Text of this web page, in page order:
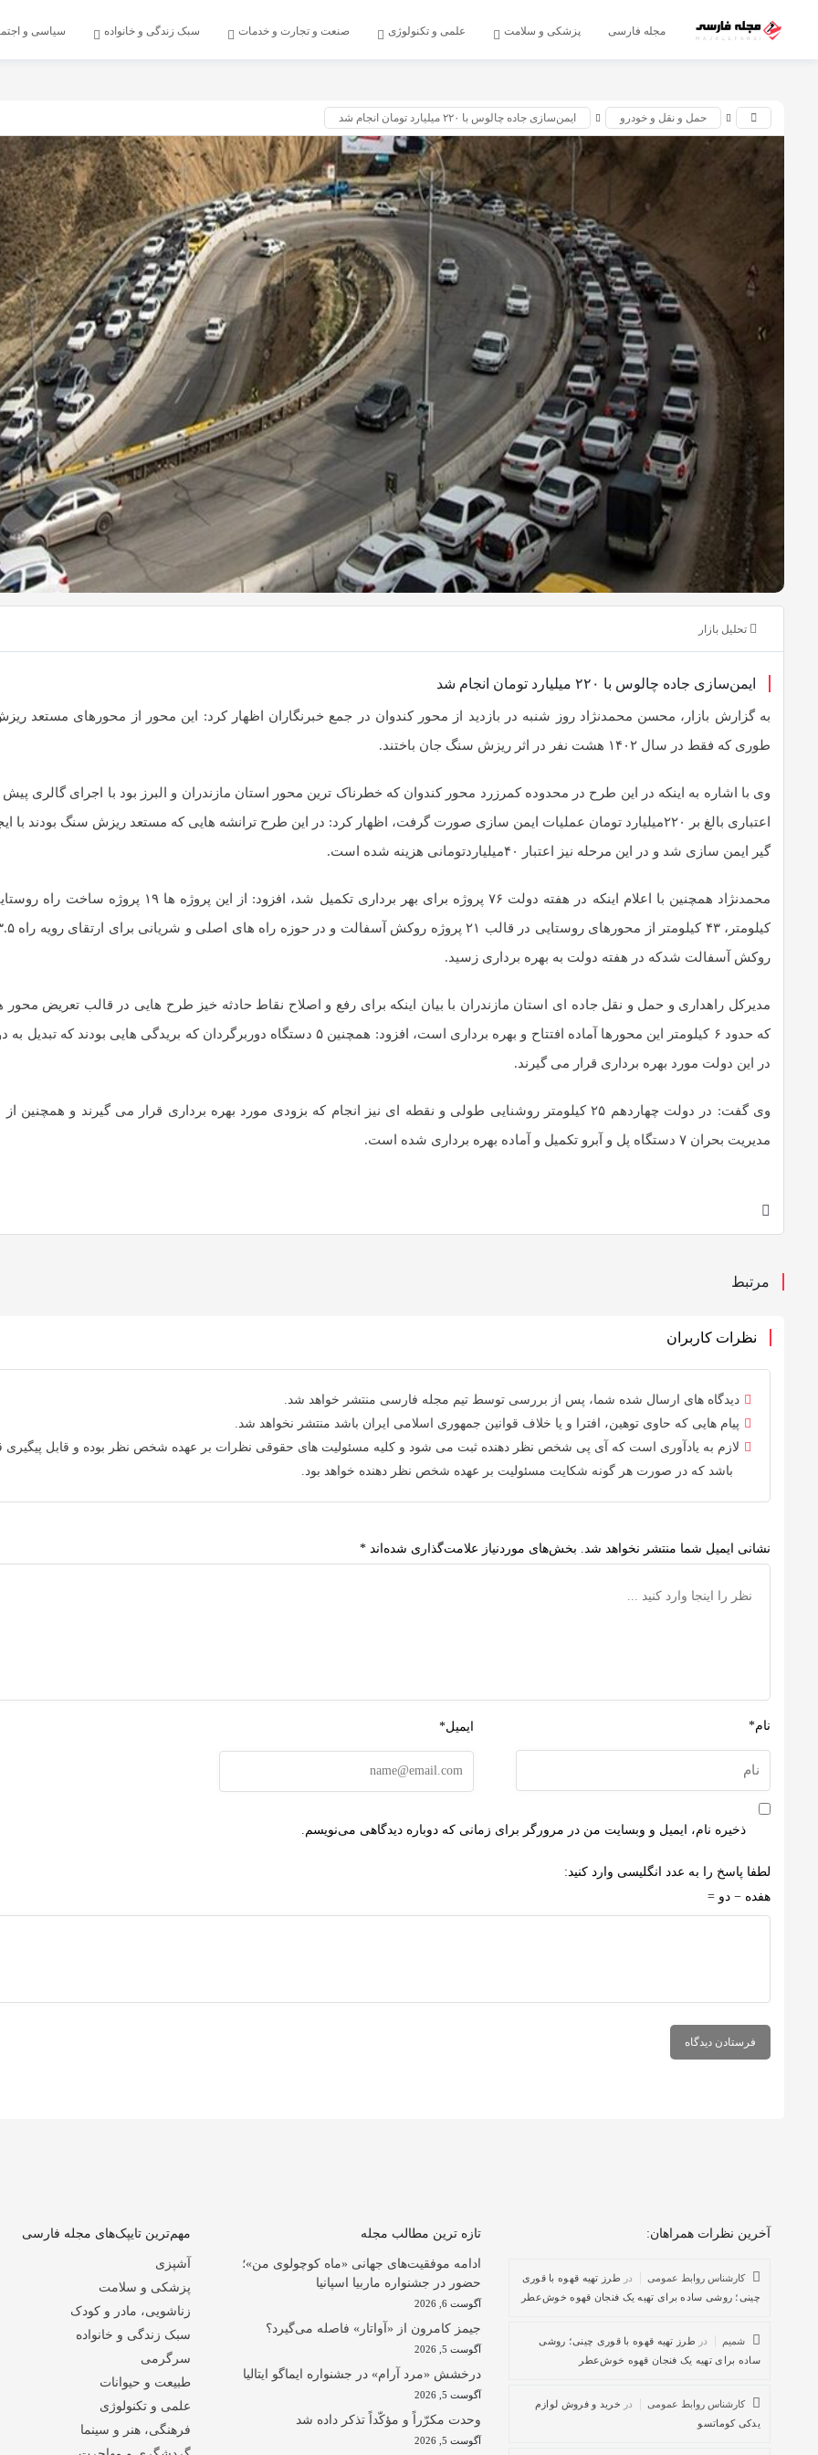
مجله فارسی پزشکی و سلامت علمی و تکنولوژی صنعت و تجارت و خدمات سبک زندگی و خانواده سیاسی و اشتراک گذاری
کپی لینک
حمل و نقل و خودرو ایمن‌سازی جاده چالوس با ۲۲۰ میلیارد تومان انجام شد
تحلیل بازار
ایمن‌سازی جاده چالوس با ۲۲۰ میلیارد تومان انجام شد
به گزارش بازار، محسن محمدنژاد روز شنبه در بازدید از محور کندوان در جمع خبرنگاران اظهار کرد: این محور از محورهای مستعد
طوری که فقط در سال ۱۴۰۲ هشت نفر در اثر ریزش سنگ جان باختند.
وی با اشاره به اینکه در این طرح در محدوده کمرزرد محور کندوان که خطرناک ترین محور استان مازندران و البرز بود با اجرای گالری پیش
اعتباری بالغ بر ۲۲۰میلیارد تومان عملیات ایمن سازی صورت گرفت، اظهار کرد: در این طرح ترانشه هایی که مستعد ریزش سنگ بودند
گیر ایمن سازی شد و در این مرحله نیز اعتبار ۴۰میلیاردتومانی هزینه شده است.
روکش آسفالت شدکه در هفته دولت به بهره برداری زسید.
مدیرکل راهداری و حمل و نقل جاده ای استان مازندران با بیان اینکه برای رفع و اصلاح نقاط حادثه خیز طرح هایی در قالب تعریض
که حدود ۶ کیلومتر این محورها آماده افتتاح و بهره برداری است، افزود: همچنین ۵ دستگاه دوربرگردان که بریدگی هایی
در این دولت مورد بهره برداری قرار می گیرند.
وی گفت: در دولت چهاردهم ۲۵ کیلومتر روشنایی طولی و نقطه ای نیز انجام که بزودی مورد بهره برداری قرار می گیرند و همچنین
مدیریت بحران ۷ دستگاه پل و آبرو تکمیل و آماده بهره برداری شده است.
مرتبط
نظرات کاربران
دیدگاه های ارسال شده شما، پس از بررسی توسط تیم مجله فارسی منتشر خواهد شد.
پیام هایی که حاوی توهین، افترا و یا خلاف قوانین جمهوری اسلامی ایران باشد منتشر نخواهد شد.
لازم به یادآوری است که آی پی شخص نظر دهنده ثبت می شود و کلیه مسئولیت های حقوقی نظرات بر عهده شخص نظر بوده و قابل
باشد که در صورت هر گونه شکایت مسئولیت بر عهده شخص نظر دهنده خواهد بود.
نشانی ایمیل شما منتشر نخواهد شد. بخش‌های موردنیاز علامت‌گذاری شده‌اند *
نام* ایمیل*
ذخیره نام، ایمیل و وبسایت من در مرورگر برای زمانی که دوباره دیدگاهی می‌نویسم.
لطفا پاسخ را به عدد انگلیسی وارد کنید:
هفده − دو =
آخرین نظرات همراهان:
کارشناس روابط عمومی در طرز تهیه قهوه با قوری
چینی؛ روشی ساده برای تهیه یک فنجان قهوه خوش‌عطر
شمیم در طرز تهیه قهوه با قوری چینی؛ روشی
ساده برای تهیه یک فنجان قهوه خوش‌عطر
کارشناس روابط عمومی در خرید و فروش لوازم
یدکی کوماتسو
تازه ترین مطالب مجله
ادامه موفقیت‌های جهانی «ماه کوچولوی من»؛
حضور در جشنواره ماربیا اسپانیا
آگوست 6, 2026
جیمز کامرون از «آواتار» فاصله می‌گیرد؟
آگوست 5, 2026
درخشش «مرد آرام» در جشنواره ایماگو ایتالیا
آگوست 5, 2026
وحدت مکرّراً و مؤکّداً تذکر داده شد
آگوست 5, 2026
مهم‌ترین تایپک‌های مجله فارسی
آشپزی
پزشکی و سلامت
زناشویی، مادر و کودک
سبک زندگی و خانواده
سرگرمی
طبیعت و حیوانات
علمی و تکنولوژی
فرهنگی، هنر و سینما